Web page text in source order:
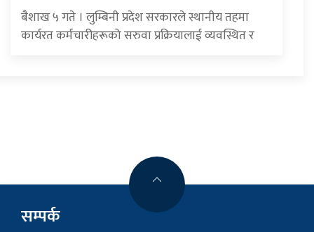
बैशाख ५ गते । लुम्बिनी प्रदेश सरकारले स्थानीय तहमा
कार्यरत कर्मचारीहरूको सरुवा प्रक्रियालाई व्यवस्थित र
सम्पर्क